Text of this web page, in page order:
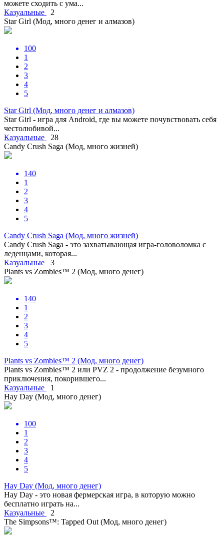
можете сходить с ума...
Казуальные
2
Star Girl (Мод, много денег и алмазов)
100
1
2
3
4
5
Star Girl (Мод, много денег и алмазов)
Star Girl - игра для Android, где вы можете почувствовать себя
честолюбивой...
Казуальные
28
Candy Crush Saga (Мод, много жизней)
140
1
2
3
4
5
Candy Crush Saga (Мод, много жизней)
Candy Crush Saga - это захватывающая игра-головоломка с
леденцами, которая...
Казуальные
3
Plants vs Zombies™ 2 (Мод, много денег)
140
1
2
3
4
5
Plants vs Zombies™ 2 (Мод, много денег)
Plants vs Zombies™ 2 или PVZ 2 - продолжение безумного
приключения, покорившего...
Казуальные
1
Hay Day (Мод, много денег)
100
1
2
3
4
5
Hay Day (Мод, много денег)
Hay Day - это новая фермерская игра, в которую можно
бесплатно играть на...
Казуальные
2
The Simpsons™: Tapped Out (Мод, много денег)